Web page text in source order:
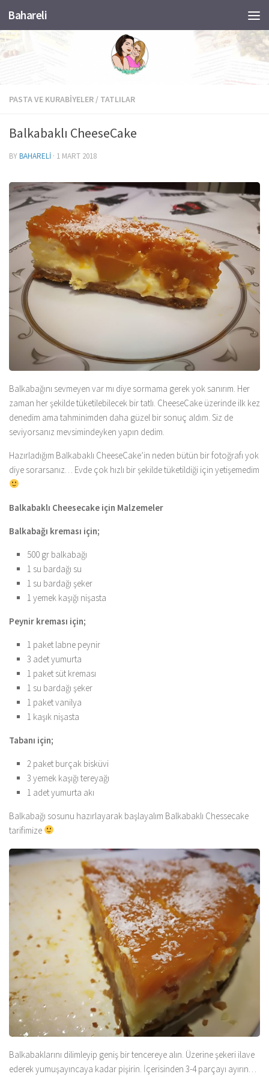
Skip to content
Bahareli
PASTA VE KURABIYELER / TATLILAR
Balkabaklı CheeseCake
BYBAHARELI · 1 MART 2018
Balkabağını sevmeyen var mı diye sormama gerek yok sanırım. Her
zaman her şekilde tüketilebilecek bir tatlı. CheeseCake üzerinde ilk kez
denedim ama tahminimden daha güzel bir sonuç aldım. Siz de
seviyorsanız mevsimindeyken yapın dedim.
Hazırladığım Balkabaklı CheeseCake’in neden bütün bir fotoğrafı yok
diye sorarsanız… Evde çok hızlı bir şekilde tüketildiği için yetişemedim
Balkabaklı Cheesecake için Malzemeler
Balkabağı kreması için;
500 gr balkabağı
1 su bardağı su
1 su bardağı şeker
1 yemek kaşığı nişasta
Peynir kreması için;
1 paket labne peynir
3 adet yumurta
1 paket süt kreması
1 su bardağı şeker
1 paket vanilya
1 kaşık nişasta
Tabanı için;
2 paket burçak bisküvi
3 yemek kaşığı tereyağı
1 adet yumurta akı
Balkabağı sosunu hazırlayarak başlayalım Balkabaklı Chessecake
tarifimize
Balkabaklarını dilimleyip geniş bir tencereye alın. Üzerine şekeri ilave
ederek yumuşayıncaya kadar pişirin. İçerisinden 3-4 parçayı ayırın…